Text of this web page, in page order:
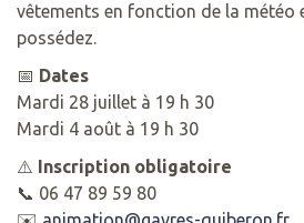
vêtements en fonction de la météo
possédez.
📅 Dates
Mardi 28 juillet à 19 h 30
Mardi 4 août à 19 h 30
⚠️ Inscription obligatoire
📞 06 47 89 59 80